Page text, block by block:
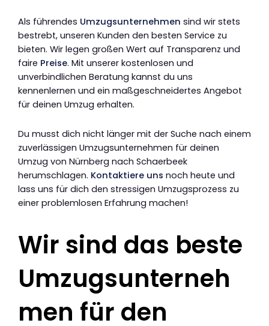
Als führendes Umzugsunternehmen sind wir stets
bestrebt, unseren Kunden den besten Service zu
bieten. Wir legen großen Wert auf Transparenz und
faire Preise. Mit unserer kostenlosen und
unverbindlichen Beratung kannst du uns
kennenlernen und ein maßgeschneidertes Angebot
für deinen Umzug erhalten.
Du musst dich nicht länger mit der Suche nach einem
zuverlässigen Umzugsunternehmen für deinen
Umzug von Nürnberg nach Schaerbeek
herumschlagen. Kontaktiere uns noch heute und
lass uns für dich den stressigen Umzugsprozess zu
einer problemlosen Erfahrung machen!
Wir sind das beste
Umzugsunterneh
men für den